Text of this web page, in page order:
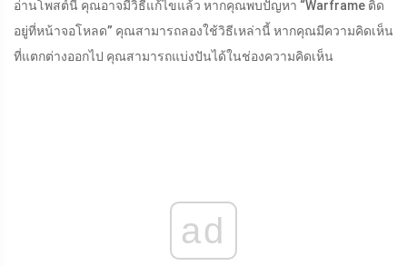
อ่านโพสต์นี้ คุณอาจมีวิธีแก้ไขแล้ว หากคุณพบปัญหา “Warframe ติด
อยู่ที่หน้าจอโหลด” คุณสามารถลองใช้วิธีเหล่านี้ หากคุณมีความคิดเห็น
ที่แตกต่างออกไป คุณสามารถแบ่งปันได้ในช่องความคิดเห็น
ad